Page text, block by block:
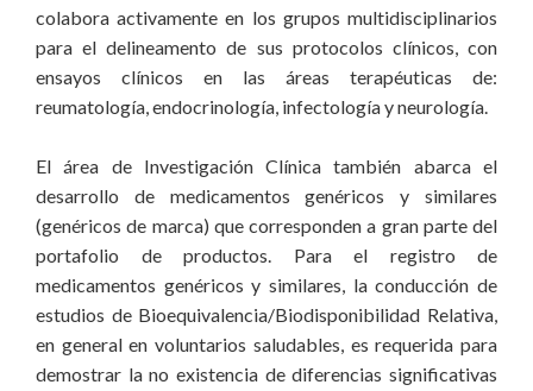
colabora activamente en los grupos multidisciplinarios
para el delineamento de sus protocolos clínicos, con
ensayos clínicos en las áreas terapéuticas de:
reumatología, endocrinología, infectología y neurología.
El área de Investigación Clínica también abarca el
desarrollo de medicamentos genéricos y similares
(genéricos de marca) que corresponden a gran parte del
portafolio de productos. Para el registro de
medicamentos genéricos y similares, la conducción de
estudios de Bioequivalencia/Biodisponibilidad Relativa,
en general en voluntarios saludables, es requerida para
demostrar la no existencia de diferencias significativas